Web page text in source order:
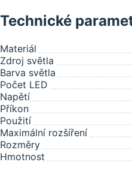
Technické
Materiál
Zdroj světla
Barva světla
Počet LED
Napětí
Příkon
Použití
Maximální rozšíření
Rozměry
Hmotnost